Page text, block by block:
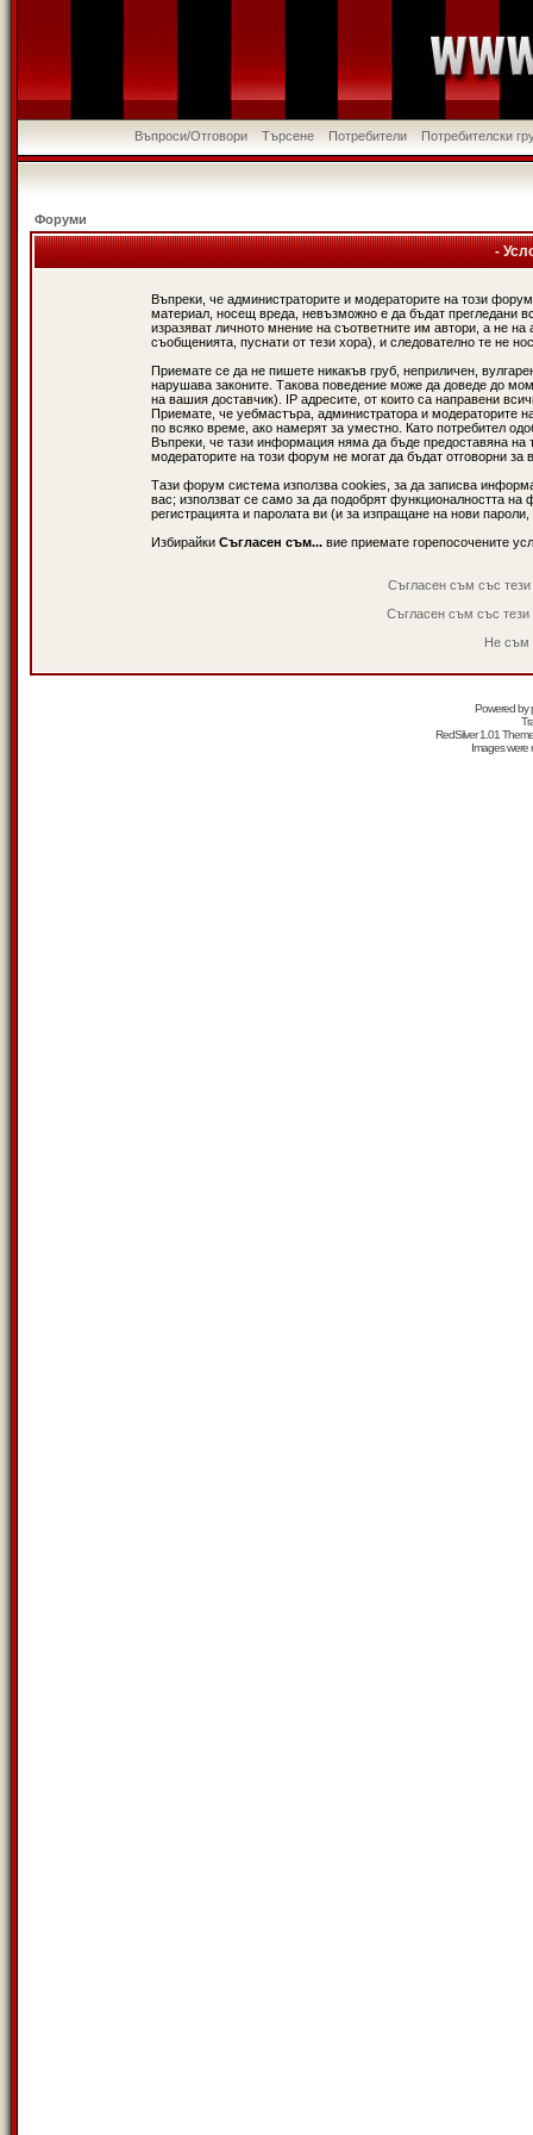
Въпроси/Отговори Търсене Потребители Потребителски
Форуми
-
Въпреки, че администраторите и модераторите на този
материал, носещ вреда, невъзможно е да бъдат прегледани
изразяват личното мнение на съответните им автори, а не
съобщенията, пуснати от тези хора), и следователно те не
Приемате се да не пишете никакъв груб, неприличен,
нарушава законите. Такова поведение може да доведе до
на вашия доставчик). IP адресите, от които са направени
Приемате, че уебмастъра, администратора и модераторите
по всяко време, ако намерят за уместно. Като потребител
Въпреки, че тази информация няма да бъде предоставяна
модераторите на този форум не могат да бъдат отговорни за
Тази форум система използва cookies, за да записва
вас; използват се само за да подобрят функционалността
регистрацията и паролата ви (и за изпращане на нови
Избирайки Съгласен съм... вие приемате горепосочените
Съгласен съм със
Съгласен съм със
Не съм
Powered by
RedSilver 1.01
Images were